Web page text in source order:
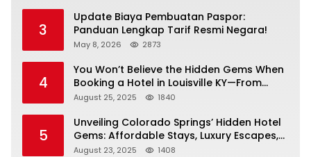
3
Update Biaya Pembuatan Paspor:
Panduan Lengkap Tarif Resmi Negara!
May 8, 2026 2873
4
You Won’t Believe the Hidden Gems When
Booking a Hotel in Louisville KY—From
Cheap to Luxe!
August 25, 2025 1840
5
Unveiling Colorado Springs’ Hidden Hotel
Gems: Affordable Stays, Luxury Escapes,
and Everything In Between!
August 23, 2025 1408